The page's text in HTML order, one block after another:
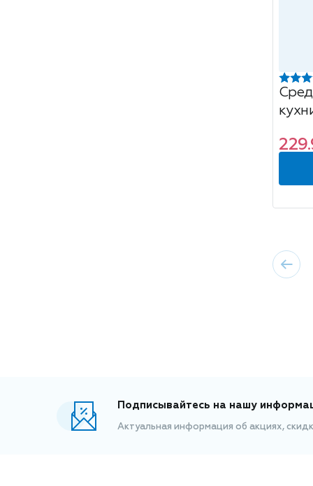
Подписывайтесь на нашу
Актуальная информация об акциях,